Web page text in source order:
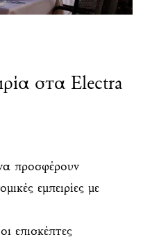
στα Electra
προσφέρουν
εμπειρίες με
επισκέπτες